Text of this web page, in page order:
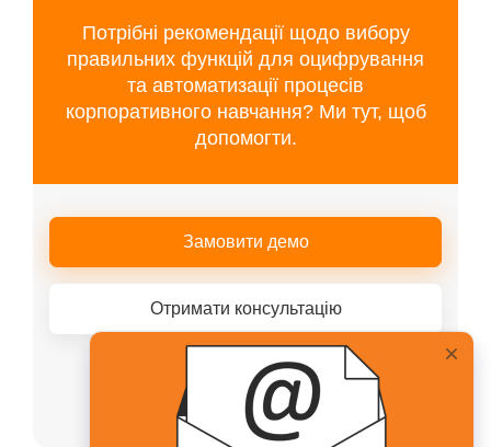
Потрібні рекомендації щодо вибору
правильних функцій для оцифрування
та автоматизації процесів
корпоративного навчання? Ми тут, щоб
допомогти.
Замовити демо
Отримати консультацію
Або телефонуйте нашому менеджеру
+38(067)217-0440